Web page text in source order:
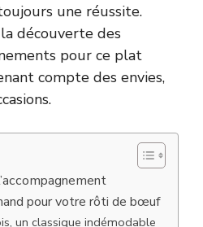
une réussite.
découverte des
pour ce plat
compte des envies,
pour votre rôti de bœuf
un classique indémodable